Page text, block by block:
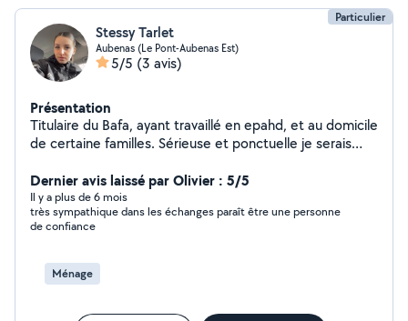
Particulier
Stessy Tarlet
Aubenas (Le Pont-Aubenas Est)
5/5 (3 avis)
Présentation
Titulaire du Bafa, ayant travaillé en epahd, et au domicile
de certaine familles. Sérieuse et ponctuelle je serais
Dernier avis laissé par Olivier : 5/5
Il y a plus de 6 mois
très sympathique dans les échanges paraît être une personne
de confiance
Ménage